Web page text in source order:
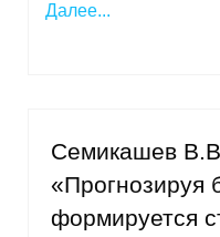
Далее...
Семикашев
«Прогнозируя
формируется